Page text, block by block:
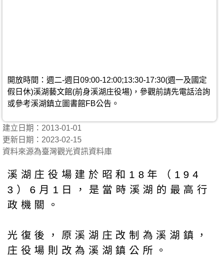
開放時間：週二-週日09:00-12:00;13:30-17:30(週一及國定
假日休)溪湖藝文館(前身溪湖庄役場)，參觀前請先電話洽詢
或參考溪湖鎮立圖書館FB公告。
建立日期：2013-01-01
更新日期：2023-02-15
資料來源為臺灣觀光資訊資料庫
溪湖庄役場建於昭和18年（194
3）6月1日，是當時溪湖的最高行
政機關。
光復後，原溪湖庄改制為溪湖鎮，
庄役場則改為溪湖鎮公所。